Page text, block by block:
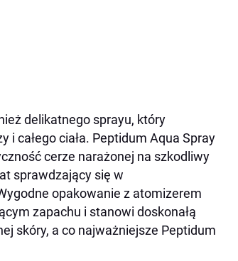
delikatnego sprayu, który
całego ciała. Peptidum Aqua Spray
cerze narażonej na szkodliwy
sprawdzający się w
opakowanie z atomizerem
zapachu i stanowi doskonałą
skóry, a co najważniejsze Peptidum